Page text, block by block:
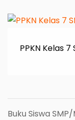
PPKN Kelas
Buku Siswa